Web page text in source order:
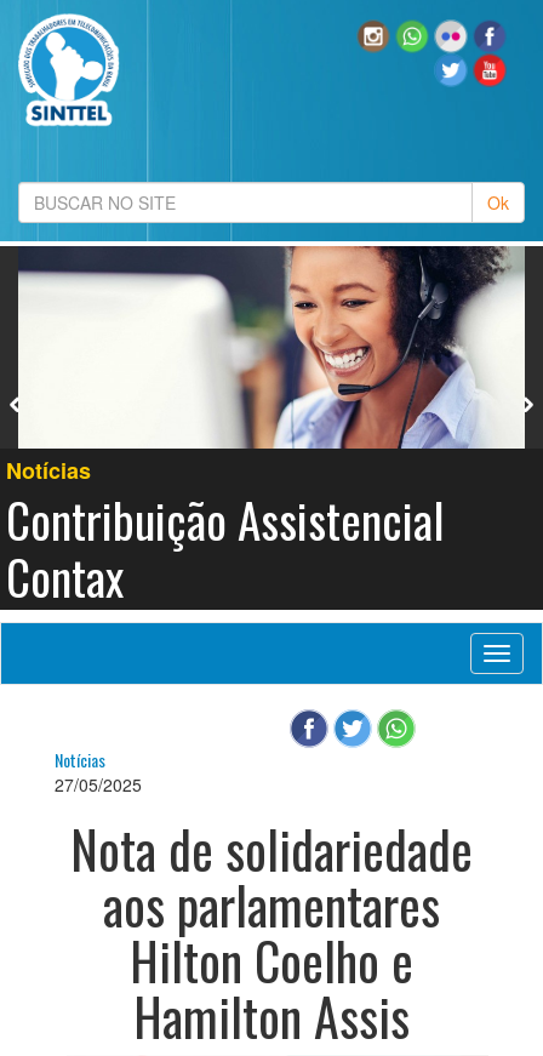
Notícias
Contribuição Assistencial
Contax
Notícias
27/05/2025
Nota de solidariedade
aos parlamentares
Hilton Coelho e
Hamilton Assis